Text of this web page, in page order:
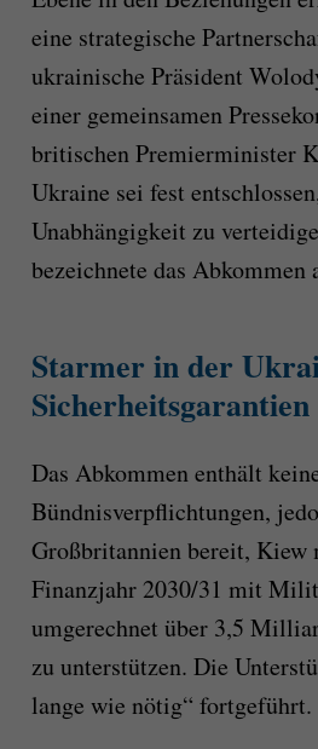
eine strategische
ukrainische Präsident
einer gemeinsamen
britischen Premierminister
Ukraine sei fest
Unabhängigkeit zu
bezeichnete das Abkommen
Starmer in der
Sicherheitsgarantien
Das Abkommen enthält
Bündnisverpflichtungen,
Großbritannien bereit, Kiew
Finanzjahr 2030/31 mit
umgerechnet über 3,5
zu unterstützen. Die
lange wie nötig“ fortgeführt.